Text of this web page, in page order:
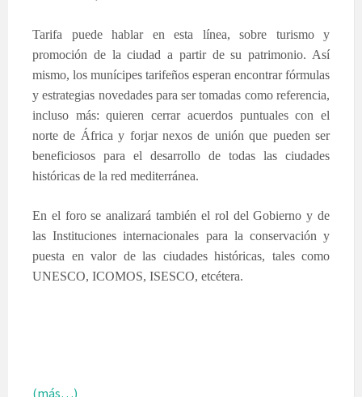
Tarifa puede hablar en esta línea, sobre turismo y
promoción de la ciudad a partir de su patrimonio. Así
mismo, los munícipes tarifeños esperan encontrar fórmulas
y estrategias novedades para ser tomadas como referencia,
incluso más: quieren cerrar acuerdos puntuales con el
norte de África y forjar nexos de unión que pueden ser
beneficiosos para el desarrollo de todas las ciudades
históricas de la red mediterránea.
En el foro se analizará también el rol del Gobierno y de
las Instituciones internacionales para la conservación y
puesta en valor de las ciudades históricas, tales como
UNESCO, ICOMOS, ISESCO, etcétera.
(más…)